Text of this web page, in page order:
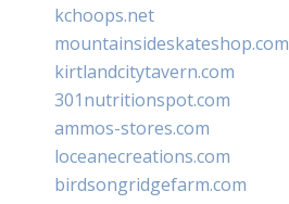
kchoops.net
mountainsideskateshop.com
kirtlandcitytavern.com
301nutritionspot.com
ammos-stores.com
loceanecreations.com
birdsongridgefarm.com